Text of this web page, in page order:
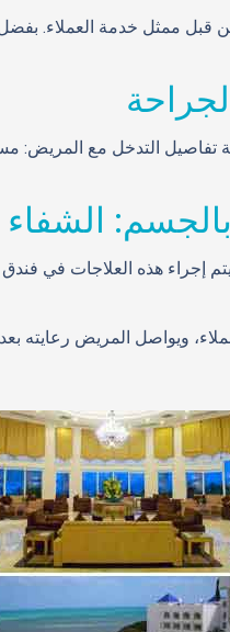
ممثل خدمة العملاء. بفضل
تفاصيل التدخل مع المريض:
ويواصل المريض رعايته